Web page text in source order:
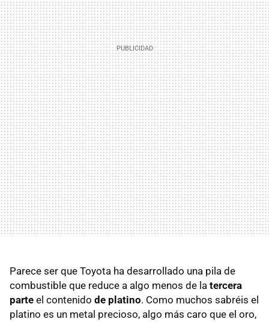
Parece ser que Toyota ha desarrollado una pila de
combustible que reduce a algo menos de la tercera
parte el contenido de platino. Como muchos sabréis el
platino es un metal precioso, algo más caro que el oro,